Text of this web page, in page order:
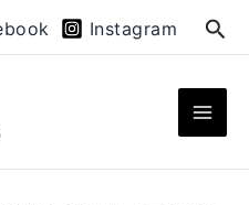
Instagram
搜
尋